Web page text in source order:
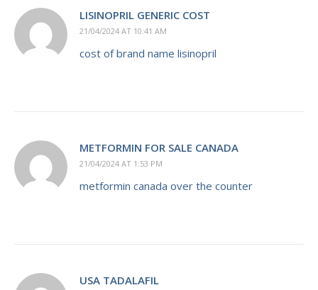
LISINOPRIL GENERIC COST
21/04/2024 AT 10:41 AM
cost of brand name lisinopril
METFORMIN FOR SALE CANADA
21/04/2024 AT 1:53 PM
metformin canada over the counter
USA TADALAFIL